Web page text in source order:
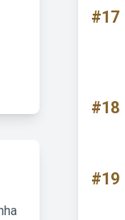
#17
#18
#19